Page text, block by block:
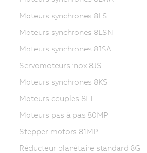
Moteurs synchrones 8LS
Moteurs synchrones 8LSN
Moteurs synchrones 8JSA
Servomoteurs inox 8JS
Moteurs synchrones 8KS
Moteurs couples 8LT
Moteurs pas à pas 80MP
Stepper motors 81MP
Réducteur planétaire standard 8G